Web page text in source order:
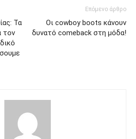
Τα
τον
Επόμενο άρθρο
Οι cowboy boots κάνουν
δυνατό comeback στη μόδα!